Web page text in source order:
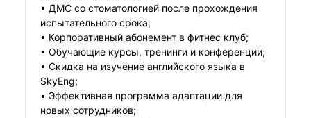
• ДМС со стоматологией после прохождения
испытательного срока;
• Корпоративный абонемент в фитнес клуб;
• Обучающие курсы, тренинги и конференции;
• Скидка на изучение английского языка в
SkyEng;
• Эффективная программа адаптации для
новых сотрудников;